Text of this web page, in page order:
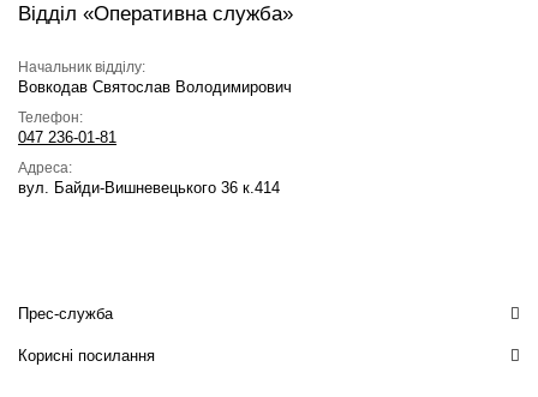
Відділ «Оперативна служба»
Начальник відділу:
Вовкодав Святослав Володимирович
Телефон:
047 236-01-81
Адреса:
вул. Байди-Вишневецького 36 к.414
Прес-служба
Корисні посилання